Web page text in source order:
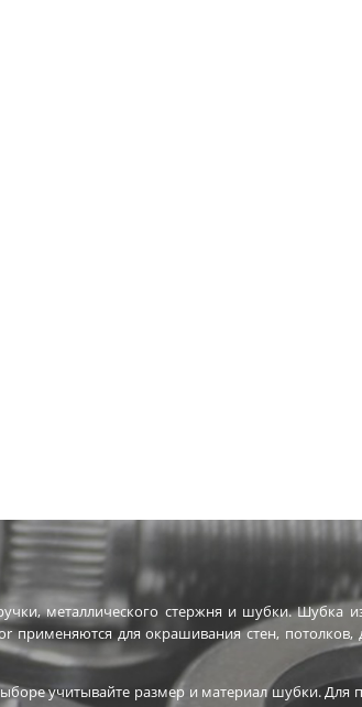
металлического стержня и шубки. Шубка
применяются для окрашивания стен,
учитывайте размер и материал шубки. Для